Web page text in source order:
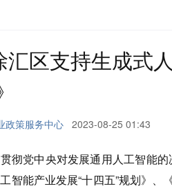
汇区支持生成式
政策服务中心 2023-08-25 01:43
彻党中央对发展通用人工智能
智能产业发展“十四五”规划》、